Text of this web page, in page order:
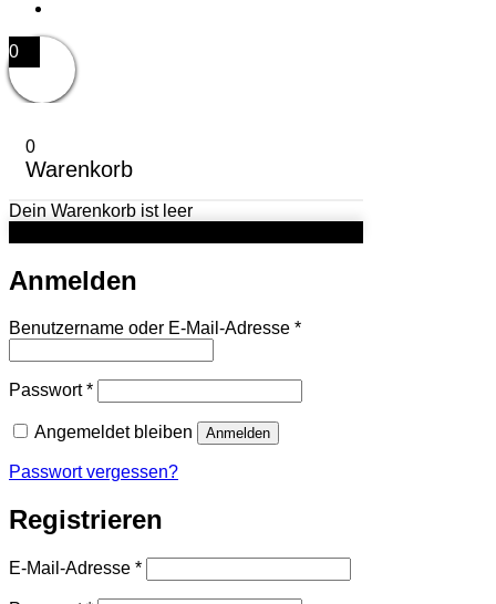
0
0
Warenkorb
Dein Warenkorb ist leer
Anmelden
Benutzername oder E-Mail-Adresse *Erforderlich
Passwort*Erforderlich
Angemeldet bleiben Anmelden
Passwort vergessen?
Registrieren
E-Mail-Adresse *Erforderlich